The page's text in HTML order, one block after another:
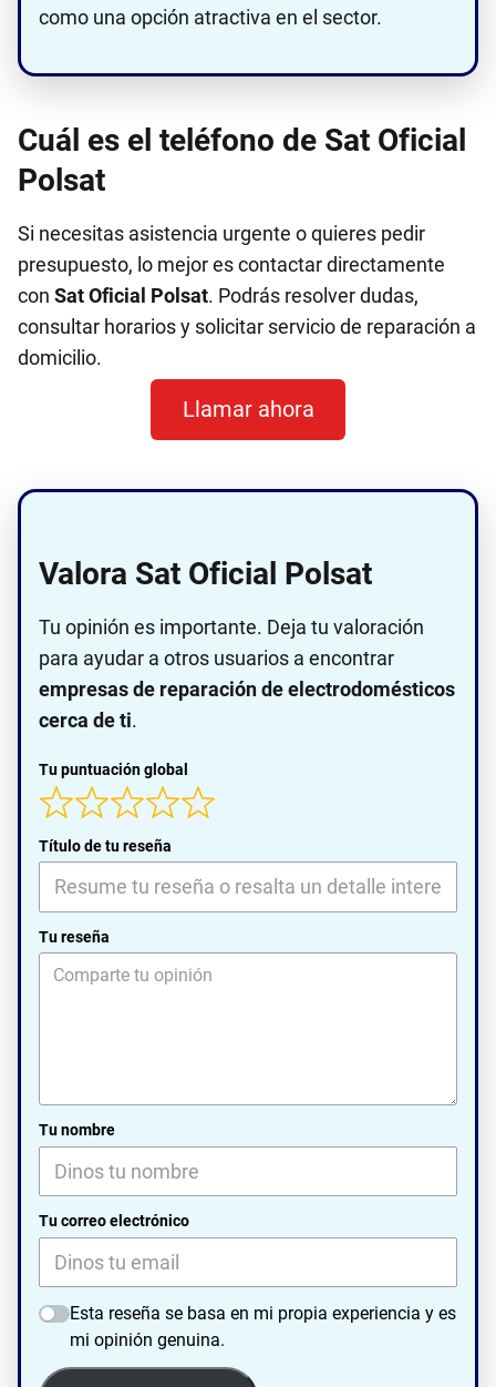
como una opción atractiva en el sector.
Cuál es el teléfono de Sat Oficial
Polsat
Si necesitas asistencia urgente o quieres pedir
presupuesto, lo mejor es contactar directamente
con Sat Oficial Polsat. Podrás resolver dudas,
consultar horarios y solicitar servicio de reparación a
domicilio.
Llamar ahora
Valora Sat Oficial Polsat
Tu opinión es importante. Deja tu valoración
para ayudar a otros usuarios a encontrar
empresas de reparación de electrodomésticos
cerca de ti.
Tu puntuación global
Título de tu reseña
Tu reseña
Tu nombre
Tu correo electrónico
Esta reseña se basa en mi propia experiencia y es
mi opinión genuina.